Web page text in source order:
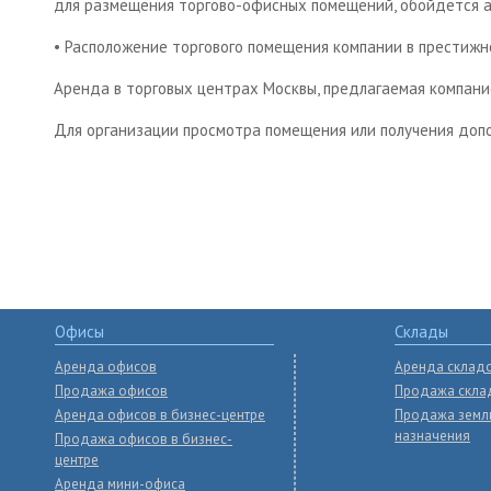
для размещения торгово-офисных помещений, обойдется
• Расположение торгового помещения компании в
Аренда в торговых центрах Москвы, предлагаемая
Для организации просмотра помещения или получения
Офисы
Аренда офисов
Продажа офисов
Аренда офисов в бизнес-центре
Продажа офисов в бизнес-
центре
Аренда мини-офиса
Склады
Аренда
Продажа
Продажа
назначения